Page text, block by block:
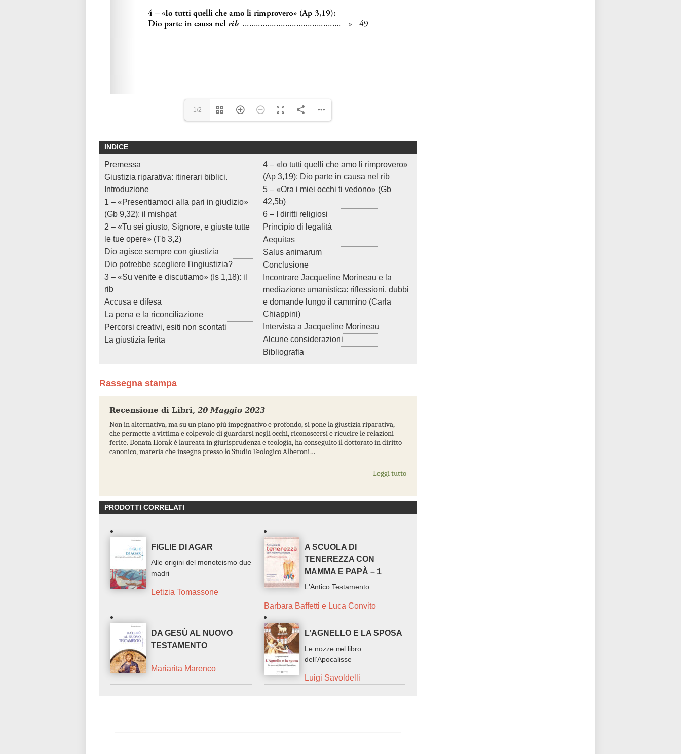
1/2
INDICE
Premessa
Giustizia riparativa: itinerari biblici.
Introduzione
1 – «Presentiamoci alla pari in giudizio»
(Gb 9,32): il mishpat
2 – «Tu sei giusto, Signore, e giuste tutte
le tue opere» (Tb 3,2)
Dio agisce sempre con giustizia
Dio potrebbe scegliere l'ingiustizia?
3 – «Su venite e discutiamo» (Is 1,18): il
rib
Accusa e difesa
La pena e la riconciliazione
Percorsi creativi, esiti non scontati
La giustizia ferita
4 – «Io tutti quelli che amo li rimprovero»
(Ap 3,19): Dio parte in causa nel rib
5 – «Ora i miei occhi ti vedono» (Gb
42,5b)
6 – I diritti religiosi
Principio di legalità
Aequitas
Salus animarum
Conclusione
Incontrare Jacqueline Morineau e la
mediazione umanistica: riflessioni, dubbi
e domande lungo il cammino (Carla
Chiappini)
Intervista a Jacqueline Morineau
Alcune considerazioni
Bibliografia
Rassegna stampa
Recensione di Libri, 20 Maggio 2023
Non in alternativa, ma su un piano più impegnativo e profondo, si pone la giustizia riparativa,
che permette a vittima e colpevole di guardarsi negli occhi, riconoscersi e ricucire le relazioni
ferite. Donata Horak è laureata in giurisprudenza e teologia, ha conseguito il dottorato in diritto
canonico, materia che insegna presso lo Studio Teologico Alberoni…
Leggi tutto
PRODOTTI CORRELATI
FIGLIE DI AGAR
Alle origini del monoteismo due
madri
Letizia Tomassone
A SCUOLA DI
TENEREZZA CON
MAMMA E PAPÀ – 1
L'Antico Testamento
Barbara Baffetti e Luca Convito
DA GESÙ AL NUOVO
TESTAMENTO
Mariarita Marenco
L’AGNELLO E LA SPOSA
Le nozze nel libro
dell’Apocalisse
Luigi Savoldelli